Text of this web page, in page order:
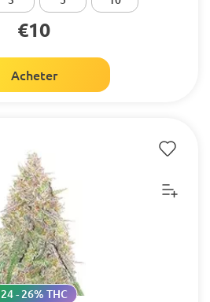
€10
Acheter
24 - 26% THC